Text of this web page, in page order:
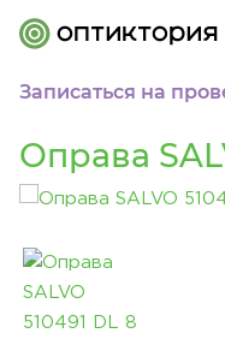
Записаться на
Оправа